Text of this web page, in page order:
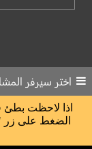
اختر سيرفر
اذا لاحظت بطئ
الضغط على زر